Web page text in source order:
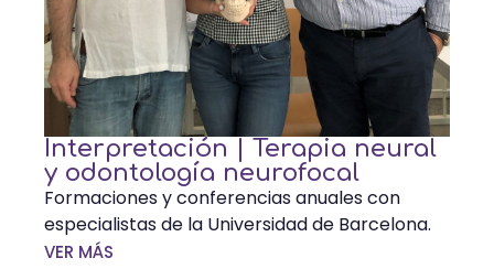
Interpretación | Terapia neural
y odontología neurofocal
Formaciones y conferencias anuales con
especialistas de la Universidad de Barcelona.
VER MÁS